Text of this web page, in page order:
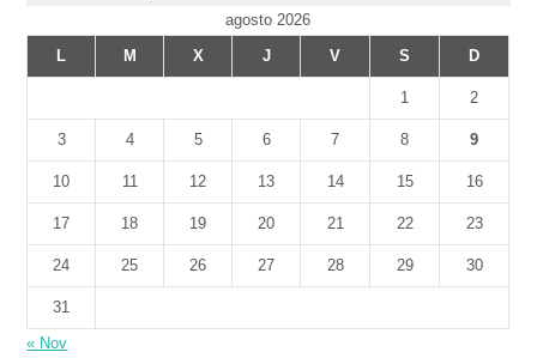
agosto 2026
L
M X J V S D
1 2
3 4 5 6 7 8 9
10 11 12 13 14 15 16
17 18 19 20 21 22 23
24 25 26 27 28 29 30
31
« Nov